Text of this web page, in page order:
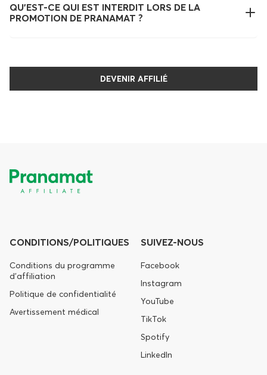
QU'EST-CE QUI EST INTERDIT LORS DE LA
PROMOTION DE PRANAMAT ?
DEVENIR AFFILIÉ
CONDITIONS/POLITIQUES
Conditions du programme
d'affiliation
Politique de confidentialité
Avertissement médical
SUIVEZ-NOUS
Facebook
Instagram
YouTube
TikTok
Spotify
LinkedIn